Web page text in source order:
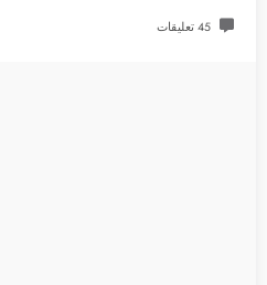
45 تعليقات